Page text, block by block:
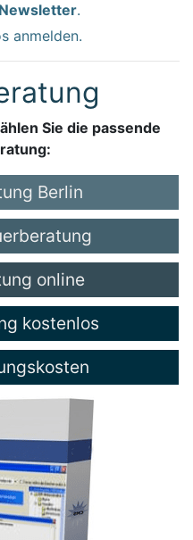
.
anmelden.
Sie die passende
Berlin
online
kostenlos